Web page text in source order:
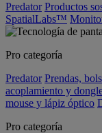
Predator Productos
SpatialLabs™
Pro categoría
Predator Prendas,
acoplamiento y
mouse y lápiz óptico
Pro categoría